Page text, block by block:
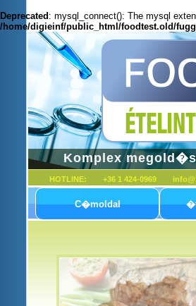
Deprecated : mysql_connect(): The mysql
/home/digieinf/public_html/foodtest.old/
Komplex
HOTLINE: +36 1 424-0969
C�moldal